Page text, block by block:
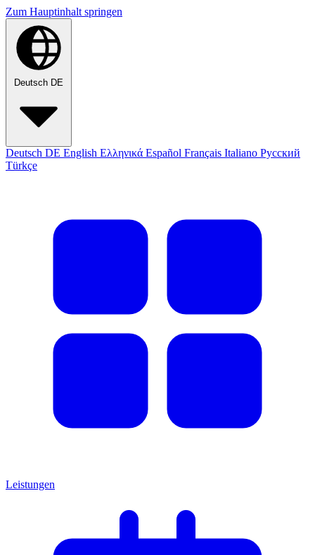
Zum Hauptinhalt springen
Deutsch DE
Deutsch DE English Ελληνικά Español Français Italiano Русский
Türkçe
Leistungen